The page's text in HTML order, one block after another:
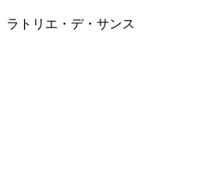
ラトリエ・デ・サンス